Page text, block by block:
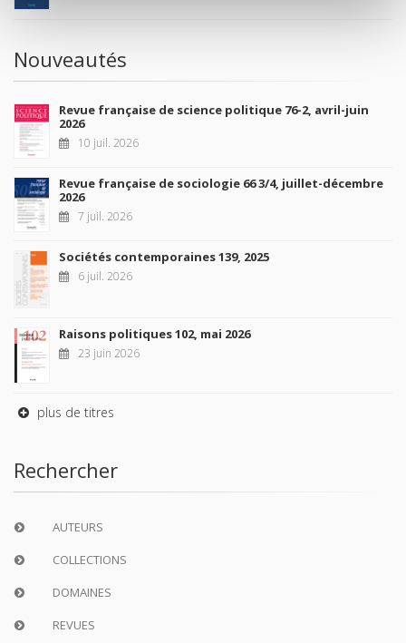
Nouveautés
Revue française de science politique 76-2, avril-juin
2026
10 juil. 2026
Revue française de sociologie 66 3/4, juillet-décembre
2026
7 juil. 2026
Sociétés contemporaines 139, 2025
6 juil. 2026
Raisons politiques 102, mai 2026
23 juin 2026
plus de titres
Rechercher
AUTEURS
COLLECTIONS
DOMAINES
REVUES